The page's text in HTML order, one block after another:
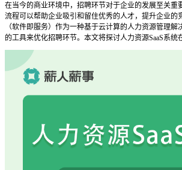
在当今的商业环境中，招聘环节对于企业的发展至关重
流程可以帮助企业吸引和留住优秀的人才，提升企业的
（软件即服务）作为一种基于云计算的人力资源管理
的工具来优化招聘环节。本文将探讨人力资源SaaS系统